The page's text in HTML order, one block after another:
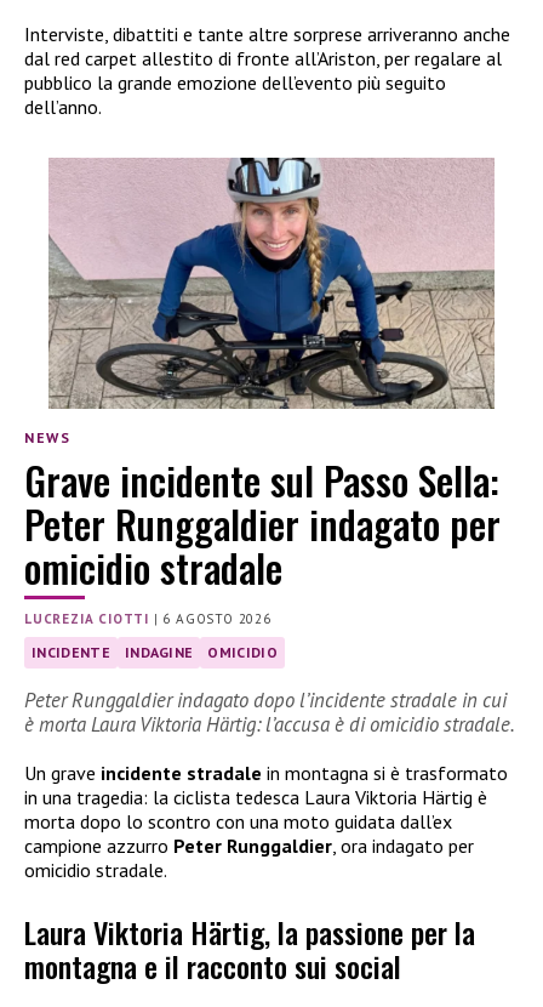
Interviste, dibattiti e tante altre sorprese arriveranno anche
dal red carpet allestito di fronte all’Ariston, per regalare al
pubblico la grande emozione dell’evento più seguito
dell’anno.
NEWS
Grave incidente sul Passo Sella:
Peter Runggaldier indagato per
omicidio stradale
LUCREZIA CIOTTI | 6 AGOSTO 2026
INCIDENTE INDAGINE OMICIDIO
Peter Runggaldier indagato dopo l’incidente stradale in cui
è morta Laura Viktoria Härtig: l’accusa è di omicidio stradale.
Un grave incidente stradale in montagna si è trasformato
in una tragedia: la ciclista tedesca Laura Viktoria Härtig è
morta dopo lo scontro con una moto guidata dall’ex
campione azzurro Peter Runggaldier, ora indagato per
omicidio stradale.
Laura Viktoria Härtig, la passione per la
montagna e il racconto sui social